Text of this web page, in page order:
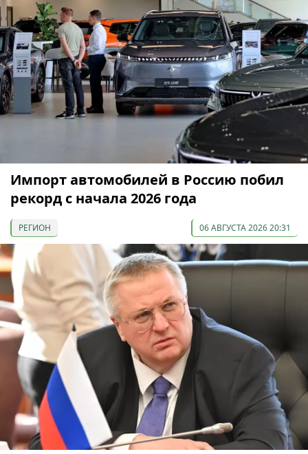
Импорт автомобилей в Россию побил
рекорд с начала 2026 года
РЕГИОН 06 АВГУСТА 2026 20:31